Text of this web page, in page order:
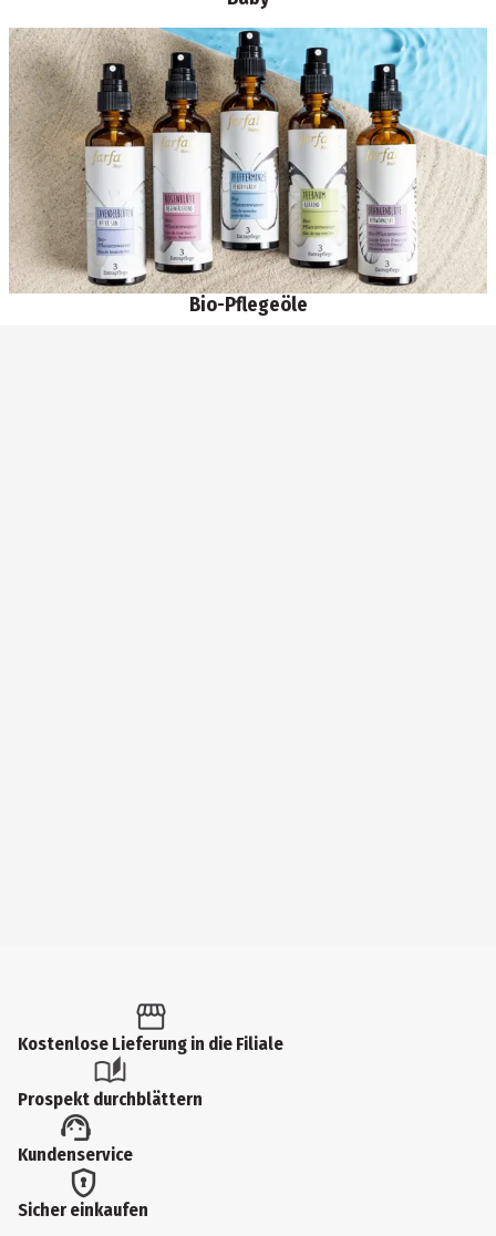
Bio-Pflegeöle
Kostenlose Lieferung in die Filiale
Prospekt durchblättern
Kundenservice
Sicher einkaufen